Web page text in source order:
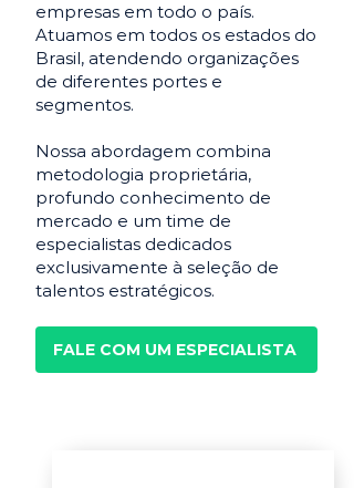
empresas em todo o país.
Atuamos em todos os estados do
Brasil, atendendo organizações
de diferentes portes e
segmentos.
Nossa abordagem combina
metodologia proprietária,
profundo conhecimento de
mercado e um time de
especialistas dedicados
exclusivamente à seleção de
talentos estratégicos.
FALE COM UM ESPECIALISTA